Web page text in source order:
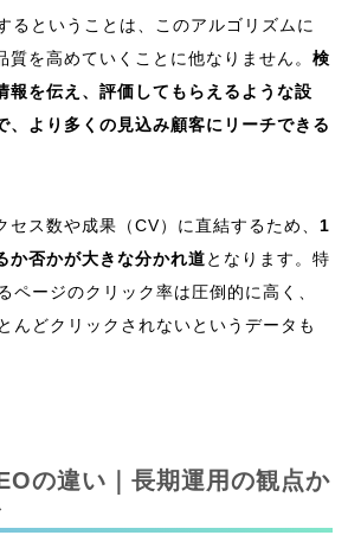
るということは、このアルゴリズムに
質を高めていくことに他なりません。検
報を伝え、評価してもらえるような設
、より多くの見込み顧客にリーチできる
セス数や成果（CV）に直結するため、 1
か否かが大きな分かれ道となります。特
ページのクリック率は圧倒的に高く、
んどクリックされないというデータも
の違い｜長期運用の観点か